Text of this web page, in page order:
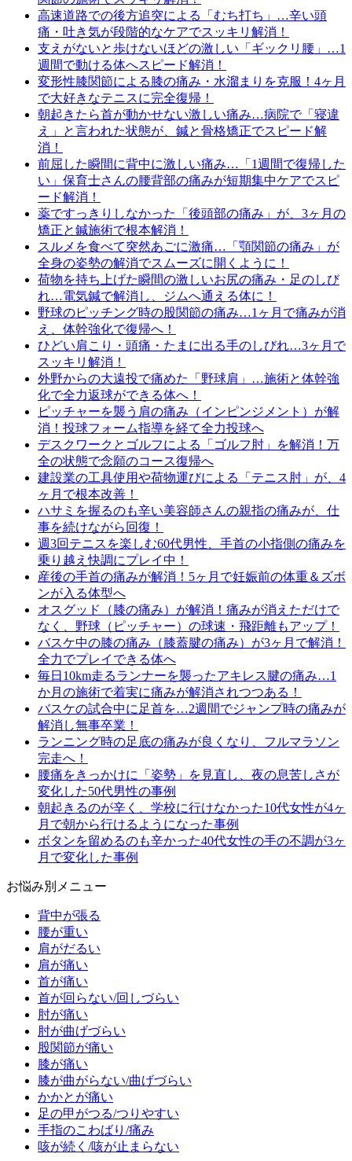
高速道路での後方追突による「むち打ち」…辛い頭
痛・吐き気が段階的なケアでスッキリ解消！
支えがないと歩けないほどの激しい「ギックリ腰」…1
週間で動ける体へスピード解消！
変形性膝関節による膝の痛み・水溜まりを克服！4ヶ月
で大好きなテニスに完全復帰！
朝起きたら首が動かせない激しい痛み…病院で「寝違
え」と言われた状態が、鍼と骨格矯正でスピード解
消！
前屈した瞬間に背中に激しい痛み…「1週間で復帰した
い」保育士さんの腰背部の痛みが短期集中ケアでスピ
ード解消！
薬ですっきりしなかった「後頭部の痛み」が、3ヶ月の
矯正と鍼施術で根本解消！
スルメを食べて突然あごに激痛…「顎関節の痛み」が
全身の姿勢の解消でスムーズに開くように！
荷物を持ち上げた瞬間の激しいお尻の痛み・足のしび
れ…電気鍼で解消し、ジムへ通える体に！
野球のピッチング時の股関節の痛み…1ヶ月で痛みが消
え、体幹強化で復帰へ！
ひどい肩こり・頭痛・たまに出る手のしびれ…3ヶ月で
スッキリ解消！
外野からの大遠投で痛めた「野球肩」…施術と体幹強
化で全力返球ができる体へ！
ピッチャーを襲う肩の痛み（インピンジメント）が解
消！投球フォーム指導を経て全力投球へ
デスクワークとゴルフによる「ゴルフ肘」を解消！万
全の状態で念願のコース復帰へ
建設業の工具使用や荷物運びによる「テニス肘」が、4
ヶ月で根本改善！
ハサミを握るのも辛い美容師さんの親指の痛みが、仕
事を続けながら回復！
週3回テニスを楽しむ60代男性、手首の小指側の痛みを
乗り越え快調にプレイ中！
産後の手首の痛みが解消！5ヶ月で妊娠前の体重＆ズボ
ンが入る体型へ
オスグッド（膝の痛み）が解消！痛みが消えただけで
なく、野球（ピッチャー）の球速・飛距離もアップ！
バスケ中の膝の痛み（膝蓋腱の痛み）が3ヶ月で解消！
全力でプレイできる体へ
毎日10km走るランナーを襲ったアキレス腱の痛み…1
か月の施術で着実に痛みが解消されつつある！
バスケの試合中に足首を…2週間でジャンプ時の痛みが
解消し無事卒業！
ランニング時の足底の痛みが良くなり、フルマラソン
完走へ！
腰痛をきっかけに「姿勢」を見直し、夜の息苦しさが
変化した50代男性の事例
朝起きるのが辛く、学校に行けなかった10代女性が4ヶ
月で朝から行けるようになった事例
ボタンを留めるのも辛かった40代女性の手の不調が3ヶ
月で変化した事例
お悩み別メニュー
背中が張る
腰が重い
肩がだるい
肩が痛い
首が痛い
首が回らない/回しづらい
肘が痛い
肘が曲げづらい
股関節が痛い
膝が痛い
膝が曲がらない/曲げづらい
かかとが痛い
足の甲がつる/つりやすい
手指のこわばり/痛み
咳が続く/咳が止まらない